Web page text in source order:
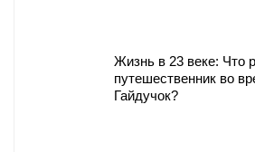
Жизнь в 23 веке: Что
путешественник во
Гайдучок?